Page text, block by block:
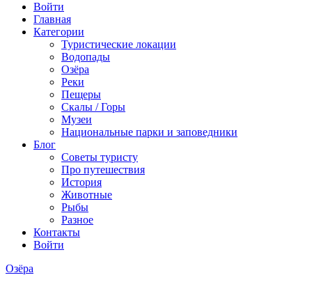
Войти
Главная
Категории
Туристические локации
Водопады
Озёра
Реки
Пещеры
Скалы / Горы
Музеи
Национальные парки и заповедники
Блог
Советы туристу
Про путешествия
История
Животные
Рыбы
Разное
Контакты
Войти
Озёра